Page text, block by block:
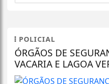
POLICIAL
ÓRGÃOS DE
VACARIA E LAGOA